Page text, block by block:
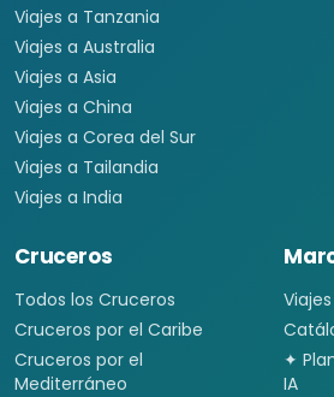
Viajes a Tanzania
Viajes a Australia
Viajes a Asia
Viajes a China
Viajes a Corea del Sur
Viajes a Tailandia
Viajes a India
Cruceros
Todos los Cruceros
Cruceros por el Caribe
Cruceros por el
Mediterráneo
✦
IA